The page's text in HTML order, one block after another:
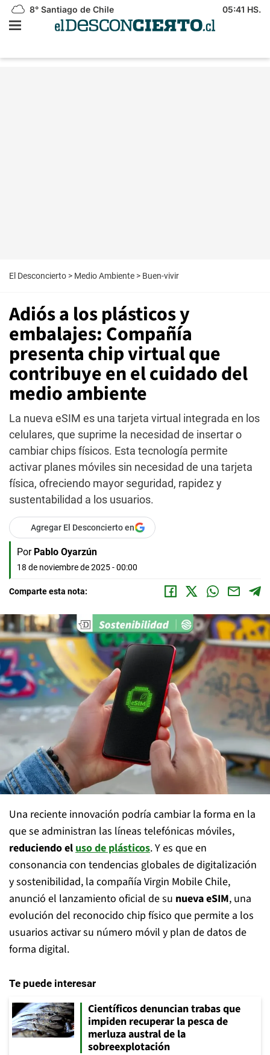
8° Santiago de Chile 05:41 HS.
El Desconcierto > Medio Ambiente > Buen-vivir
Adiós a los plásticos y
embalajes: Compañía
presenta chip virtual que
contribuye en el cuidado del
medio ambiente
La nueva eSIM es una tarjeta virtual integrada en los
celulares, que suprime la necesidad de insertar o
cambiar chips físicos. Esta tecnología permite
activar planes móviles sin necesidad de una tarjeta
física, ofreciendo mayor seguridad, rapidez y
sustentabilidad a los usuarios.
Agregar El Desconcierto en
Por Pablo Oyarzún
18 de noviembre de 2025 - 00:00
Comparte esta nota:
Una reciente innovación podría cambiar la forma en la
que se administran las líneas telefónicas móviles,
reduciendo el uso de plásticos. Y es que en
consonancia con tendencias globales de digitalización
y sostenibilidad, la compañía Virgin Mobile Chile,
anunció el lanzamiento oficial de su nueva eSIM, una
evolución del reconocido chip físico que permite a los
usuarios activar su número móvil y plan de datos de
forma digital.
Te puede interesar
Científicos denuncian trabas que
impiden recuperar la pesca de
merluza austral de la
sobreexplotación